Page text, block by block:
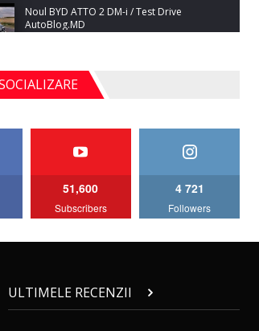
Noul BYD ATTO 2 DM-i / Test Drive
AutoBlog.MD
Noul Mercedes-Benz S-Class facelift (S 580
4MATIC V223) / Test Drive AutoBlog.MD
27:33
AutoBlog.MD
15:08
51,600
Subscribers
4 721
Followers
ULTIMELE RECENZII